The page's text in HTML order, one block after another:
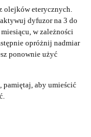
olejków eterycznych.
dyfuzor na 3 do
w zależności
opróżnij nadmiar
ponownie użyć
pamiętaj, aby umieścić